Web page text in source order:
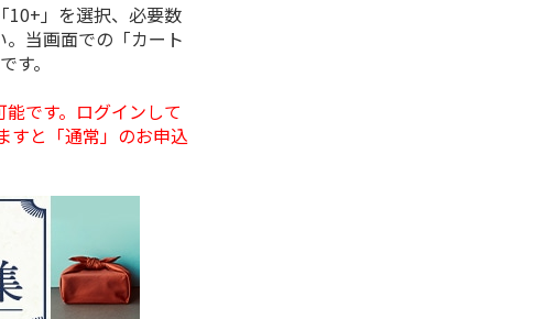
10+」を選択、必要数
当画面での「カート
す。
です。ログインして
すと「通常」のお申込